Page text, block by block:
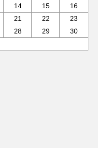
14 15
16
21 22
23
28 29
30